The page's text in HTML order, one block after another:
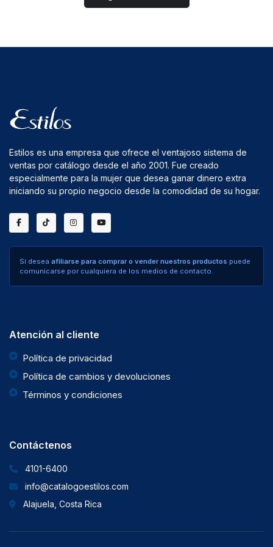
Estilos es una empresa que ofrece el ventajoso sistema de
ventas por catálogo desde el año 2001. Fue creado
especialmente para la mujer que desea ganar dinero extra
iniciando su propio negocio desde la comodidad de su hogar.
Si desea afiliarse para comprar o vender nuestros productos puede
comunicarse por cualquiera de los medios de contacto.
Atención al cliente
Política de privacidad
Política de cambios y devoluciones
Términos y condiciones
Contáctenos
4101-6400
info@catalogoestilos.com
Alajuela, Costa Rica